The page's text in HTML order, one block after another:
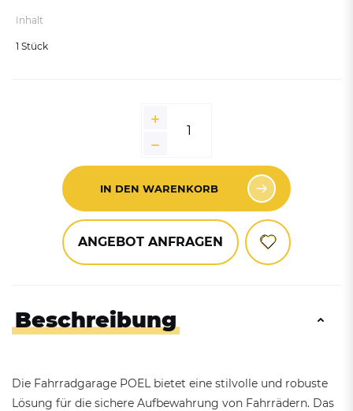
Inhalt
1 Stück
IN DEN WARENKORB
ANGEBOT ANFRAGEN
Beschreibung
Die Fahrradgarage POEL bietet eine stilvolle und robuste
Lösung für die sichere Aufbewahrung von Fahrrädern. Das